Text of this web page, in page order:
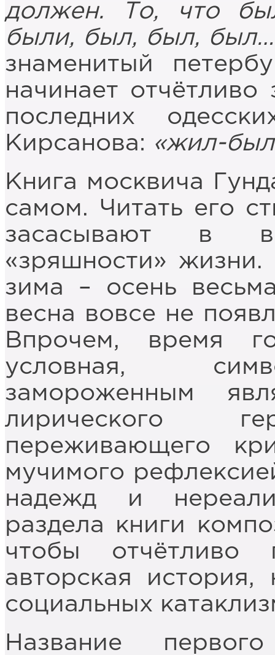
должен. То, что
были, был, был, был…
знаменитый
начинает отчётливо
последних
Кирсанова: «жил-был
Книга москвича
самом. Читать его
засасывают в
«зряшности» жизни.
зима – осень
весна вовсе не
Впрочем, время
условная,
замороженным
лирического
переживающего
мучимого
надежд и
раздела книги
чтобы отчётливо
авторская
социальных
Название